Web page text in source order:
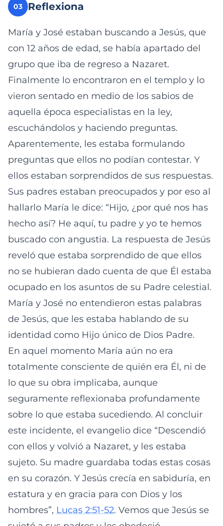
03 Reflexiona
María y José estaban buscando a Jesús, que
con 12 años de edad, se había apartado del
grupo que iba de regreso a Nazaret.
Finalmente lo encontraron en el templo y lo
vieron sentado en medio de los sabios de
aquella época especialistas en la ley,
escuchándolos y haciendo preguntas.
Aparentemente, les estaba formulando
preguntas que ellos no podían contestar. Y
ellos estaban sorprendidos de sus respuestas.
Sus padres estaban preocupados y por eso al
hallarlo María le dice: “Hijo, ¿por qué nos has
hecho así? He aquí, tu padre y yo te hemos
buscado con angustia. La respuesta de Jesús
reveló que estaba sorprendido de que ellos
no se hubieran dado cuenta de que Él estaba
ocupado en los asuntos de su Padre celestial.
María y José no entendieron estas palabras
de Jesús, que les estaba hablando de su
identidad como Hijo único de Dios Padre.
En aquel momento María aún no era
totalmente consciente de quién era Él, ni de
lo que su obra implicaba, aunque
seguramente reflexionaba profundamente
sobre lo que estaba sucediendo. Al concluir
este incidente, el evangelio dice “Descendió
con ellos y volvió a Nazaret, y les estaba
sujeto. Su madre guardaba todas estas cosas
en su corazón. Y Jesús crecía en sabiduría, en
estatura y en gracia para con Dios y los
hombres”, Lucas 2:51-52. Vemos que Jesús se